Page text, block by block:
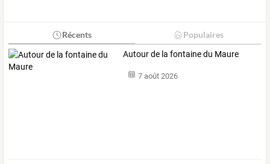
Récents Populaires
Autour de la fontaine du Maure
7 août 2026